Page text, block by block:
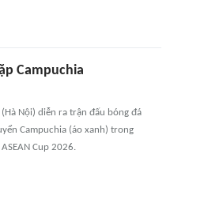
Campuchia
Nội) diễn ra trận đấu bóng đá
Campuchia (áo xanh) trong
Cup 2026.